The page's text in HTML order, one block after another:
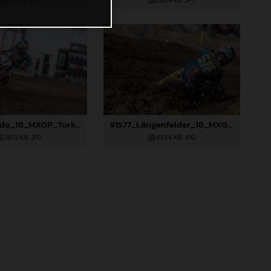
91359_Prado_18_MXGP_Turkey_2024_22A6132
361,5 KB .JPG
91577_Längenfelder_18_MXGP_Turkey_2024_22A2171
439,4 KB .JPG